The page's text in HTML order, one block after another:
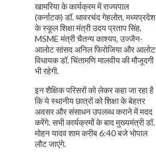
खामरिया के कार्यक्रम में राज्यपाल
(कर्नाटक) डॉ. थावरचंद गेहलोत, मध्यप्रदेश
के स्कूल शिक्षा मंत्री उदय प्रताप सिंह,
MSME मंत्री चैतन्य काश्यप, उज्जैन-
आलोट सांसद अनिल फिरोजिया और आलोट
विधायक डॉ. चिंतामणि मालवीय की मौजूदगी
भी रहेगी.
इन शैक्षिक परिसरों को लेकर कहा जा रहा है
कि ये स्थानीय छात्रों को शिक्षा के बेहतर
अवसर और संसाधन उपलब्ध कराने में मदद
करेंगे. सभी कार्यक्रमों के बाद मुख्यमंत्री डॉ.
मोहन यादव शाम करीब 6:40 बजे भोपाल
लौट जाएंगे.